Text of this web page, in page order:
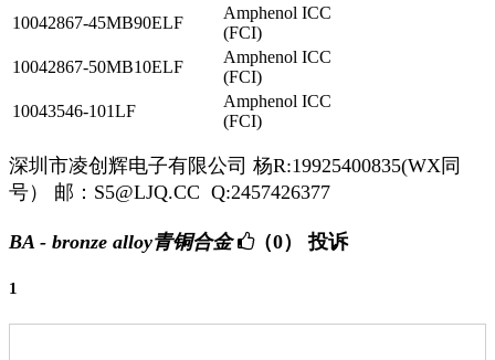
10042867-45MB90ELF
Amphenol ICC
(FCI)
10042867-50MB10ELF
Amphenol ICC
(FCI)
10043546-101LF
Amphenol ICC
(FCI)
深圳市凌创辉电子有限公司 杨R:19925400835(WX同
号） 邮：S5@LJQ.CC Q:2457426377
BA - bronze alloy青铜合金 （0） 投诉
1